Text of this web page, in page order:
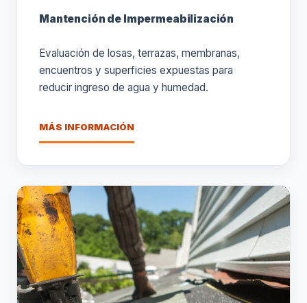
Mantención de Impermeabilización
Evaluación de losas, terrazas, membranas,
encuentros y superficies expuestas para
reducir ingreso de agua y humedad.
MÁS INFORMACIÓN